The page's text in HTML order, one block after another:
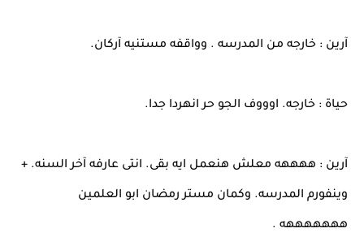
آرين : خارجه من المدرسه . وواقفه مستنيه آركان.
حياة : خارجه. اوووف الجو حر انهردا جدا.
آرين : ههههه معلش هنعمل ايه بقى. انتى عارفه آخر السنه. +
وينفورم المدرسه. وكمان مستر رمضان ابو العلمين
هههههههه .